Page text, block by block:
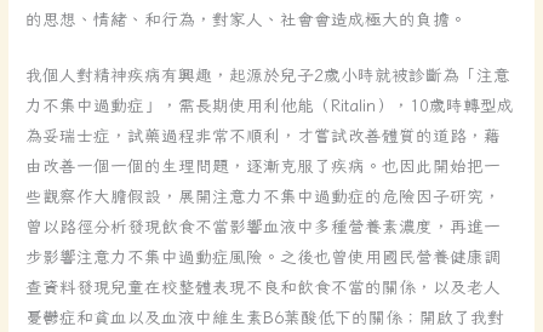
的思想、情緒、和行為，對家人、社會會造成極大的負擔。
我個人對精神疾病有興趣，起源於兒子2歲小時就被診斷為「注意
力不集中過動症」，需長期使用利他能（Ritalin），10歲時轉型成
為妥瑞士症，試藥過程非常不順利，才嘗試改善體質的道路，藉
由改善一個一個的生理問題，逐漸克服了疾病。也因此開始把一
些觀察作大膽假設，展開注意力不集中過動症的危險因子研究，
曾以路徑分析發現飲食不當影響血液中多種營養素濃度，再進一
步影響注意力不集中過動症風險。之後也曾使用國民營養健康調
查資料發現兒童在校整體表現不良和飲食不當的關係，以及老人
憂鬱症和貧血以及血液中維生素B6葉酸低下的關係；開啟了我對
神
病
的
預
防
及
管
理？